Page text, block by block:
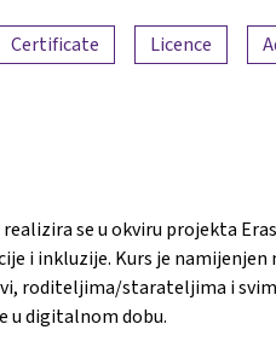
Certificate Licence
se u okviru projekta
i inkluzije. Kurs je
roditeljima/starateljima i
u digitalnom dobu.